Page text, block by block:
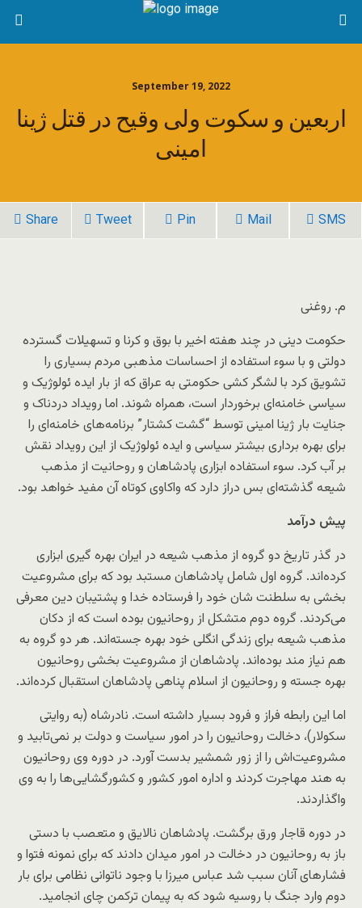
September 19, 2022
اربعین و سکوت ولی وقیح در قتل ژینا
امینی
Share Tweet Pin Mail SMS
م. روغنی
حکومت دینی در چند هفته اخیر با بوق و کرنا و تسهیلات گسترده
دولتی و با سوء استفاده از احساسات مذهبی مردم بسیاری را
تشویق کرد با لشگر کشی حکومتی به عراق که از بار ایده ئولوژیک و
سیاسی خامنه‌ای برخوردار است، همراه شوند. اما رویداد دردناک و
جنایت بار ژینا امینی توسط “گشت کشتار” برنامه‌های خامنه‌ای را
برای بهره برداری بیشتر سیاسی و ایده ئولوژیک از این رویداد نقش
بر آب کرد. سوء استفاده ابزاری پادشاهان و روحانیت از مذهب
شیعه گذشته‌ای بس دراز دارد که واکاوی کوتاه آن مفید خواهد بود.
پیش درآمد
در گذر تاریخ دو گروه از مذهب شیعه در ایران بهره گیری ابزاری
کرده‌اند. گروه اول شامل پادشاهان مستبد بود که برای مشروعیت
بخشی به سلطنت شان خود را فرستاده خدا و پشتیبان دین معرفی
می‌کردند. گروه دوم متشکل از روحانیون بوده است که از دکان
مذهب شیعه برای زندگی انگلی خود بهره جسته‌اند. هر دو گروه به
هم نیاز مند بوده‌اند. پادشاهان از مشروعیت بخشی روحانیون
بهره جسته و روحانیون از اسلام پناهی پادشاهان استقبال کرده‌اند.
اما این رابطه فراز و فرود بسیار داشته است. نادرشاه (به روایتی
سکولار)، دخالت روحانیون را در امور سیاست و دولت بر نمی‌تابید و
مشروعیت‌اش را از زور شمشیر بدست آورد. در دوره وی روحانیون
به هند مهاجرت کردند و اداره امور کشور و کشورگشایی‌ها را به وی
واگذاردند.
در دوره قاجار ورق برگشت. پادشاهان نالایق و متعصب با دستی
باز به روحانیون در دخالت در امور میدان دادند که برای نمونه فتوا و
فشارهای آنان سبب شد عباس میرزا با وجود ناتوانی نظامی برای بار
دوم وارد جنگ با روسیه شود که به پیمان ترکمن چای انجامید.